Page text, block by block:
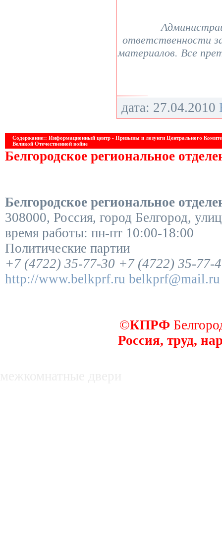
ответственности
материалов. Все
дата: 27.04.2010
Содержание:: Информационный центр - Призывы и лозунги Центрального
Великой Отечественной войне
Белгородское региональное
Белгородское региональное
308000, Россия, город Белгород,
время работы: пн-пт 10:00-18:00
Политические партии
+7 (4722) 35-77-30 +7 (4722) 35-77-
http://www.belkprf.ru belkprf@mail.ru
©КПРФ
Россия, труд,